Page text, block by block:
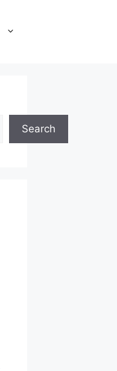
Search